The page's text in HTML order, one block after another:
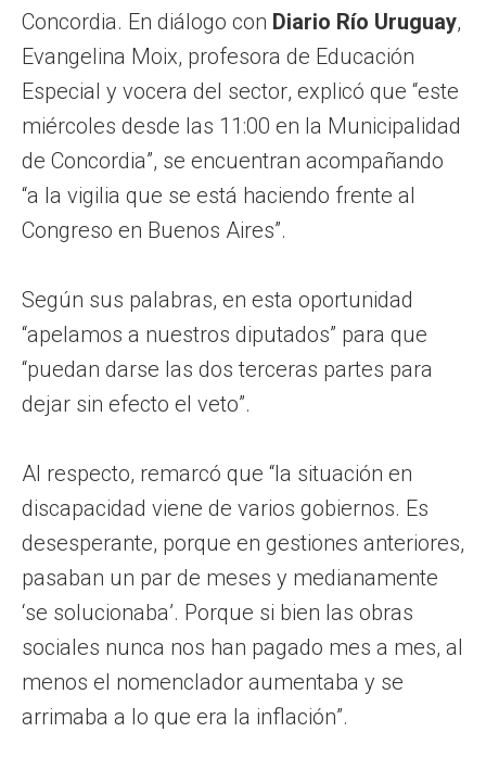
Concordia. En diálogo con Diario Río Uruguay,
Evangelina Moix, profesora de Educación
Especial y vocera del sector, explicó que “este
miércoles desde las 11:00 en la Municipalidad
de Concordia”, se encuentran acompañando
“a la vigilia que se está haciendo frente al
Congreso en Buenos Aires”.
Según sus palabras, en esta oportunidad
“apelamos a nuestros diputados” para que
“puedan darse las dos terceras partes para
dejar sin efecto el veto”.
Al respecto, remarcó que “la situación en
discapacidad viene de varios gobiernos. Es
desesperante, porque en gestiones anteriores,
pasaban un par de meses y medianamente
‘se solucionaba’. Porque si bien las obras
sociales nunca nos han pagado mes a mes, al
menos el nomenclador aumentaba y se
arrimaba a lo que era la inflación”.